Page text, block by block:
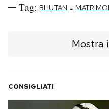
Tag: BHUTAN -
Mostra
CONSIGLIATI